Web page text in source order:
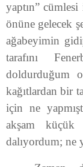
yaptın”
önüne gelecek
ağabeyimin
tarafını
doldurduğum
kağıtlardan bir
için ne
akşam küçük
dalıyordum; ne